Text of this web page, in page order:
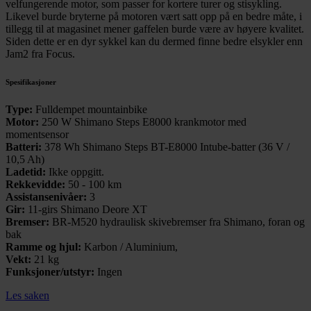
med annen informasjon du har gjort tilgjengelig for dem,
eller som de har samlet inn gjennom din bruk av
tjenestene deres.
velfungerende motor, som passer for kortere turer og stisykling.
Likevel burde bryterne på motoren vært satt opp på en bedre måte, i
tillegg til at magasinet mener gaffelen burde være av høyere kvalitet.
Siden dette er en dyr sykkel kan du dermed finne bedre elsykler enn
Jam2 fra Focus.
Spesifikasjoner
Type: Fulldempet mountainbike
Motor: 250 W Shimano Steps E8000 krankmotor med
momentsensor
Batteri: 378 Wh Shimano Steps BT-E8000 Intube-batter (36 V /
10,5 Ah)
Ladetid: Ikke oppgitt.
Rekkevidde: 50 - 100 km
Assistansenivåer: 3
Gir: 11-girs Shimano Deore XT
Bremser: BR-M520 hydraulisk skivebremser fra Shimano, foran og
bak
Ramme og hjul: Karbon / Aluminium,
Vekt: 21 kg
Funksjoner/utstyr: Ingen
Les saken